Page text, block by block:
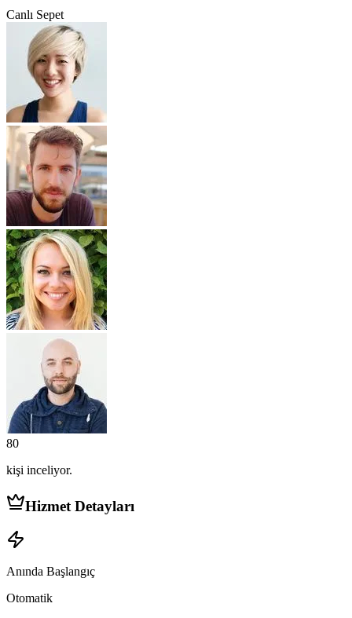
Canlı Sepet
80
kişi inceliyor.
Hizmet Detayları
Anında Başlangıç
Otomatik